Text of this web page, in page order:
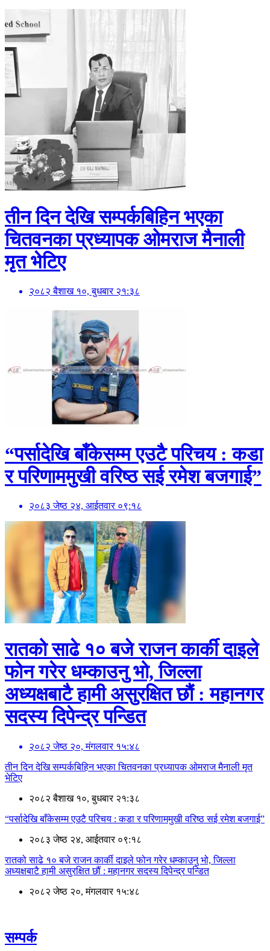
तीन दिन देखि सम्पर्कबिहिन भएका
चितवनका प्रध्यापक ओमराज मैनाली
मृत भेटिए
२०८२ बैशाख १०, बुधबार २१:३८
“पर्सादेखि बाँकेसम्म एउटै परिचय : कडा
र परिणाममुखी वरिष्ठ सई रमेश बजगाई”
२०८३ जेष्ठ २४, आईतवार ०९:१८
रातको साढे १० बजे राजन कार्की दाइले
फोन गरेर धम्काउनु भो, जिल्ला
अध्यक्षबाटै हामी असुरक्षित छौं : महानगर
सदस्य दिपेन्द्र पन्डित
२०८२ जेष्ठ २०, मंगलवार १५:४८
तीन दिन देखि सम्पर्कबिहिन भएका चितवनका प्रध्यापक ओमराज मैनाली मृत
भेटिए
२०८२ बैशाख १०, बुधबार २१:३८
“पर्सादेखि बाँकेसम्म एउटै परिचय : कडा र परिणाममुखी वरिष्ठ सई रमेश बजगाई”
२०८३ जेष्ठ २४, आईतवार ०९:१८
रातको साढे १० बजे राजन कार्की दाइले फोन गरेर धम्काउनु भो, जिल्ला
अध्यक्षबाटै हामी असुरक्षित छौं : महानगर सदस्य दिपेन्द्र पन्डित
२०८२ जेष्ठ २०, मंगलवार १५:४८
सम्पर्क